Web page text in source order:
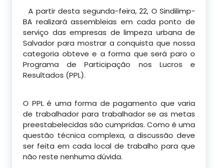
A partir desta segunda-feira, 22, O Sindilimp-
BA realizará assembleias em cada ponto de
serviço das empresas de limpeza urbana de
Salvador para mostrar a conquista que nossa
categoria obteve e a forma que será paro o
Programa de Participação nos Lucros e
Resultados (PPL).
O PPL é uma forma de pagamento que varia
de trabalhador para trabalhador se as metas
preestabelecidas são cumpridas. Como é uma
questão técnica complexa, a discussão deve
ser feita em cada local de trabalho para que
não reste nenhuma dúvida.